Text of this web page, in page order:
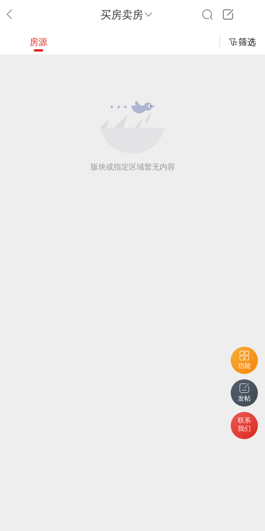
买房卖房
功能
发帖
联系
我们
房源 筛选
版块或指定区域暂无内容